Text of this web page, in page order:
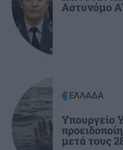
Αστυνόμο Α'
ΕΛΛΑΔΑ
Υπουργείο
μετά τους